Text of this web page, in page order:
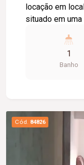
locação em
situado em
grande
possui
dispondo de
1
Banho
Cód. 84826